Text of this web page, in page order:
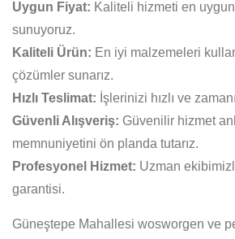
Uygun Fiyat: Kaliteli hizmeti en
sunuyoruz.
Kaliteli Ürün: En iyi malzemeleri
çözümler sunarız.
Hızlı Teslimat: İşlerinizi hızlı ve
Güvenli Alışveriş: Güvenilir hizmet
memnuniyetini ön planda tutarız.
Profesyonel Hizmet: Uzman
garantisi.
Güneştepe Mahallesi wosworgen ve